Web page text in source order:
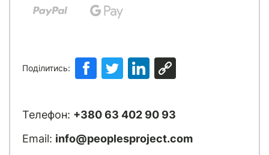
Поділитись:
Телефон: +380 63 402 90 93
Email: info@peoplesproject.com